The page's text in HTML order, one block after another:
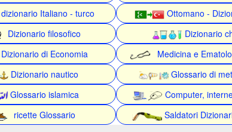
Italiano - turco
Ottomano -
Dizionario filosofico
Dizionario
Dizionario di Economia
Medicina e
Dizionario nautico
Glossario di
Glossario islamica
Computer,
ricette Glossario
Saldatori